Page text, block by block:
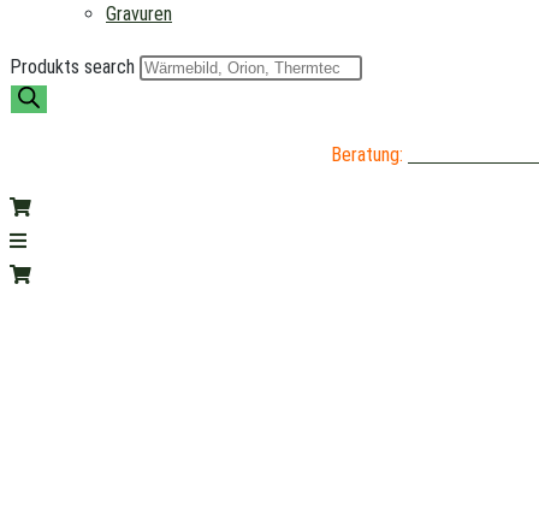
Gravuren
Produkts search
Beratung: